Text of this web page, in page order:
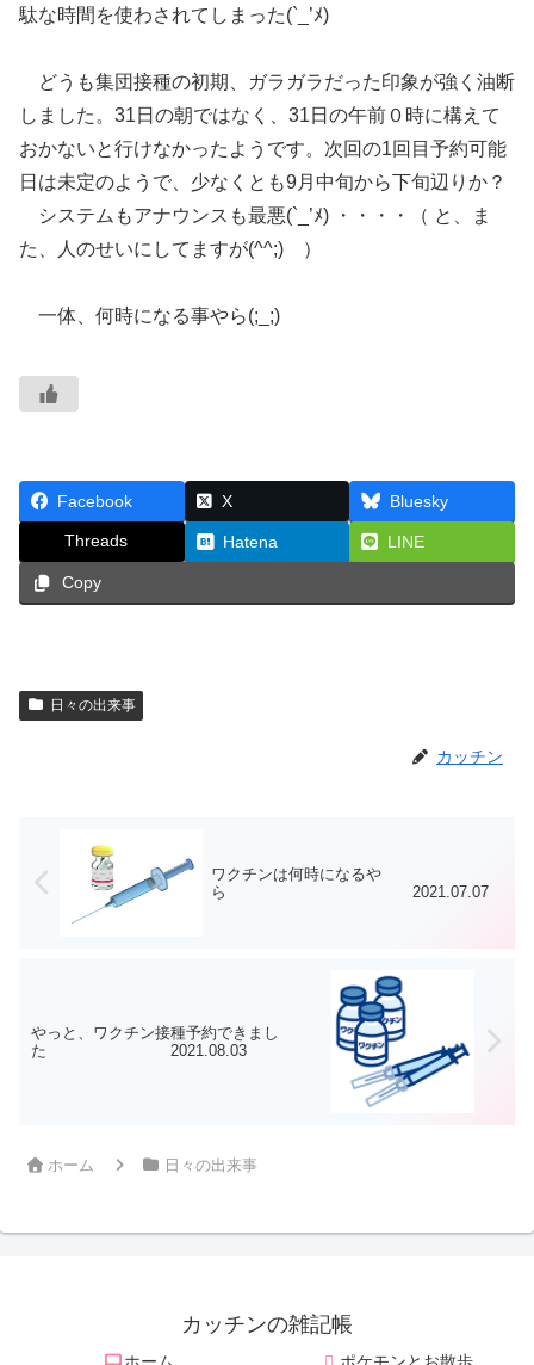
駄な時間を使わされてしまった(`_’ﾒ)
どうも集団接種の初期、ガラガラだった印象が強く油断
しました。31日の朝ではなく、31日の午前０時に構えて
おかないと行けなかったようです。次回の1回目予約可能
日は未定のようで、少なくとも9月中旬から下旬辺りか？
システムもアナウンスも最悪(`_’ﾒ) ・・・・（ と、ま
た、人のせいにしてますが(^^;) ）
一体、何時になる事やら(;_;)
Facebook X Bluesky
Threads Hatena LINE
Copy
日々の出来事
カッチン
ワクチンは何時になるや
ら 2021.07.07
やっと、ワクチン接種予約できまし
た 2021.08.03
ホーム 日々の出来事
カッチンの雑記帳